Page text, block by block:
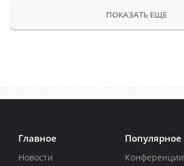
ПОКАЗАТЬ ЕЩЕ
Главное
Новости
Популярное
Конференции